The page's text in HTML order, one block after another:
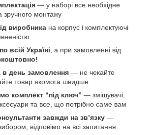
— у наборі все необхідне
зручного монтажу
виробника на корпус і комплектуючі
всій Україні , а при замовленні від
в день замовлення — не чекайте
товар якомога швидше
комплект “під ключ” — змішувачі,
та все, що потрібно саме вам
завжди на зв’язку —
відповімо на всі запитання